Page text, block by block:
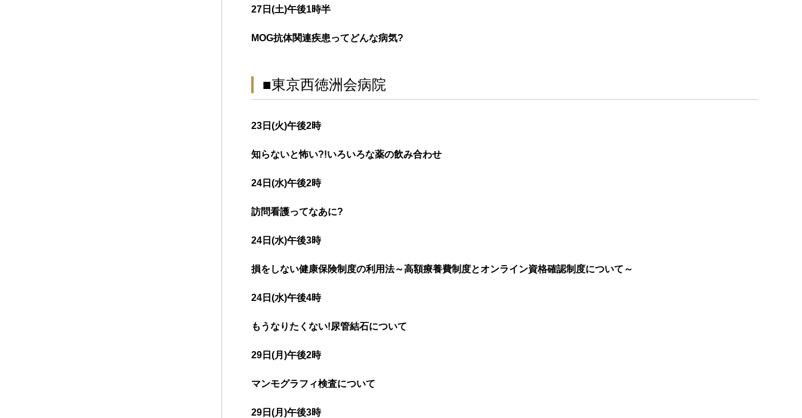
27日(土)午後1時半
MOG抗体関連疾患ってどんな病気?
■東京西徳洲会病院
23日(火)午後2時
知らないと怖い?!いろいろな薬の飲み合わせ
24日(水)午後2時
訪問看護ってなあに?
24日(水)午後3時
損をしない健康保険制度の利用法～高額療養費制度とオンライン資格確認制度について～
24日(水)午後4時
もうなりたくない!尿管結石について
29日(月)午後2時
マンモグラフィ検査について
29日(月)午後3時